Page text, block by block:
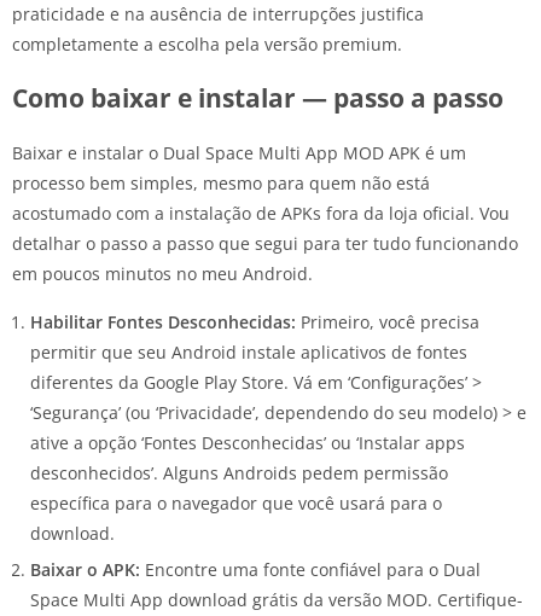
praticidade e na ausência de interrupções justifica
completamente a escolha pela versão premium.
Como baixar e instalar — passo a passo
Baixar e instalar o Dual Space Multi App MOD APK é um
processo bem simples, mesmo para quem não está
acostumado com a instalação de APKs fora da loja oficial. Vou
detalhar o passo a passo que segui para ter tudo funcionando
em poucos minutos no meu Android.
Habilitar Fontes Desconhecidas: Primeiro, você precisa
permitir que seu Android instale aplicativos de fontes
diferentes da Google Play Store. Vá em ‘Configurações’ >
‘Segurança’ (ou ‘Privacidade’, dependendo do seu modelo) > e
ative a opção ‘Fontes Desconhecidas’ ou ‘Instalar apps
desconhecidos’. Alguns Androids pedem permissão
específica para o navegador que você usará para o
download.
Baixar o APK: Encontre uma fonte confiável para o Dual
Space Multi App download grátis da versão MOD. Certifique-